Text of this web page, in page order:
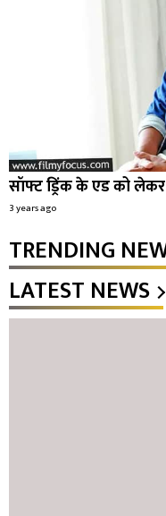
सॉफ्ट ड्रिंक के एड को लेकर
3 years ago
TRENDING
LATEST NEWS